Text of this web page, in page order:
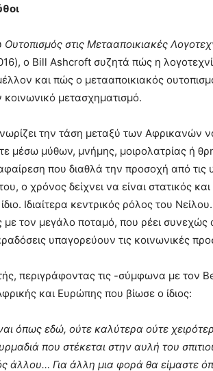
Ουτοπισμός στις Μετααποικιακές
ο Bill Ashcroft συζητά πώς η
και πώς ο μετααποικιακός
κοινωνικό μετασχηματισμό.
την τάση μεταξύ των Αφρικανών
μέσω μύθων, μνήμης, μοιρολατρίας ή
που διαθλά την προσοχή από τις
ο χρόνος δείχνει να είναι στατικός
Ιδιαίτερα κεντρικός ρόλος του
με τον μεγάλο ποταμό, που ρέει
υπαγορεύουν τις κοινωνικές
περιγράφοντας τις -σύμφωνα με τον
και Ευρώπης που βίωσε ο ίδιος:
όπως εδώ, ούτε καλύτερα ούτε
που στέκεται στην αυλή του
άλλου… Για άλλη μια φορά θα είμαστε